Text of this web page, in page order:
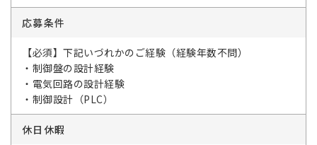
応募条件
【必須】下記いづれかのご経験（経験年数不問）
・制御盤の設計経験
・電気回路の設計経験
・制御設計（PLC）
休日休暇